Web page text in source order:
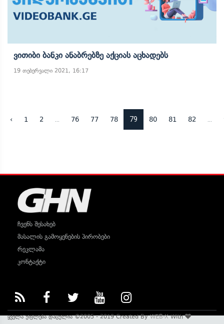
Ვითიბი Ბანკი Ანაბრებზე Აქციას Აცხადებს
19 თებერვალი 2021, 16:17
‹ 1 2 76 77 78 79 80 81 82
ჩვენს შესახებ
მასალის გამოყენების პირობები
რეკლამა
კონტაქტი
ყველა უფლება დაცულია ©2005 - 2019 Created ByWEB-XWith